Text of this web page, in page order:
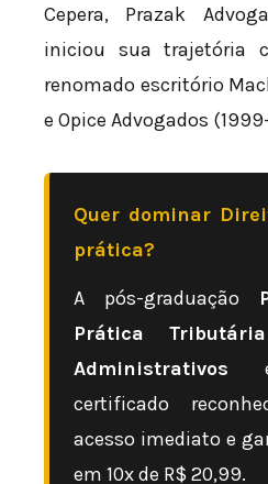
Cepera, Prazak
iniciou sua trajetória
renomado escritório
e Opice Advogados
Quer dominar
prática?
A pós-graduação
Prática
Administrativos é
certificado
acesso imediato e
em 10x de R$ 20,99.